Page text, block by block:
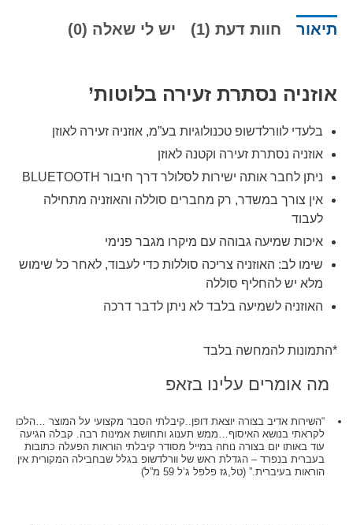
תיאור חוות דעת (1) יש לי שאלה (0)
אוזניה נסתרת זעירה בלוטות’
בלעדי לוורלדשופ טכנולוגיות בע”מ, אוזניה זעירה לאוזן
אוזניה נסתרת זעירה וקטנה לאוזן
ניתן לחבר אותה ישירות לסלולר דרך חיבור BLUETOOTH
אין צורך במשדר, רק מחברים סוללה והאוזניה מתחילה
לעבוד
איכות שמיעה גבוהה עם מיקרו מגבר פנימי
שימו לב: האוזניה צריכה סוללות כדי לעבוד, לאחר כל שימוש
מלא יש להחליף סוללה
האוזניה לשמיעה בלבד לא ניתן לדבר דרכה
*התמונות להמחשה בלבד
מה אומרים עלינו בזאפ
“השירות אדיב בצורה יוצאת דופן..קיבלתי הסבר מקצועי על המוצר …הלכו
לקראתי בנושא האיסוף…ממש תענוג ותחושת אמינות רבה. קבלה הגיעה
עוד באותו יום בצורה נוחה במייל מסודר קיבלתי הוראות הפעלה כתובות
בעברית בנפרד – הגדלת ראש של וורלדשופ בגלל שבחבילה המקורית אין
הוראות בעיברית.” (טל,גז פלפל ג’ל 59 מ”ל)